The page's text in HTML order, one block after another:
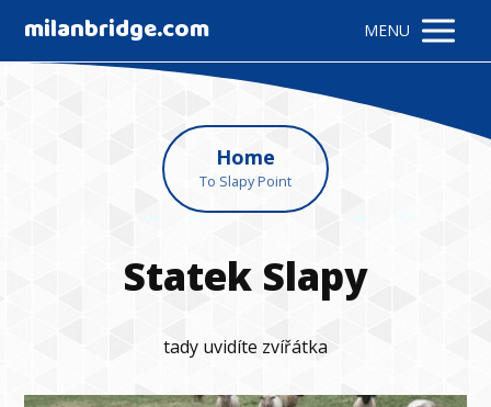
milanbridge.com MENU
Home
To Slapy Point
Statek Slapy
tady uvidíte zvířátka